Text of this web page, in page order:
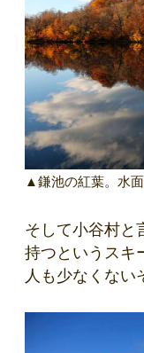
▲鎌池の紅葉。水
そして小谷村と
持つというスキ
人も少なくない